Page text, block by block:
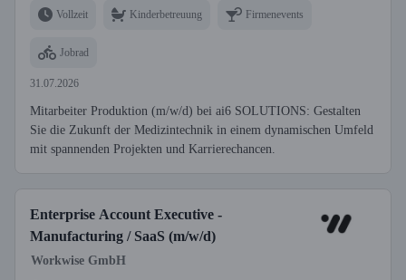
Vollzeit Kinderbetreuung Firmenevents
Jobrad
31.07.2026
Mitarbeiter Produktion (m/w/d) bei ai6 SOLUTIONS: Gestalten
Sie die Zukunft der Medizintechnik in einem dynamischen Umfeld
mit spannenden Projekten und Karrierechancen.
Enterprise Account Executive -
Manufacturing / SaaS (m/w/d)
Workwise GmbH